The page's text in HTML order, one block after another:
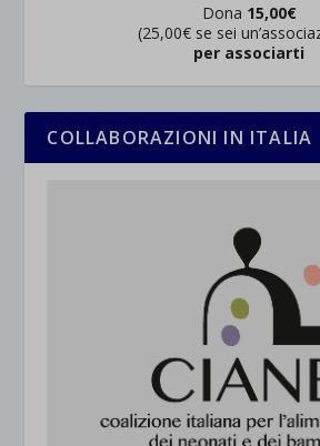
Dona 15,00€
(25,00€ se sei
per associarti
COLLABORAZIONI IN ITALIA